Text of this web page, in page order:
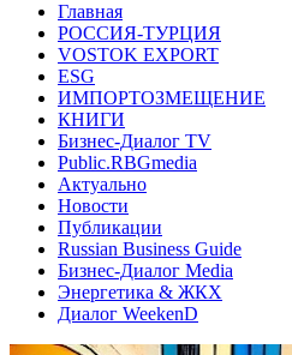
Главная
РОССИЯ-ТУРЦИЯ
VOSTOK EXPORT
ESG
ИМПОРТОЗМЕЩЕНИЕ
КНИГИ
Бизнес-Диалог TV
Public.RBGmedia
Актуально
Новости
Публикации
Russian Business Guide
Бизнес-Диалог Media
Энергетика & ЖКХ
Диалог WeekenD